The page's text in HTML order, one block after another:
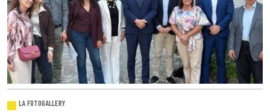
LA FOTOGALLERY